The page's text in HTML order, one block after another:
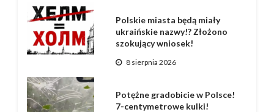
Polskie miasta będą miały
ukraińskie nazwy!? Złożono
szokujący wniosek!
8 sierpnia 2026
Potężne gradobicie w Polsce!
7-centymetrowe kulki!